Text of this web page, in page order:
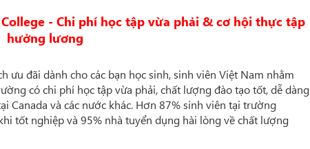
- Chi phí học tập vừa phải & cơ hội thực tập
hưởng lương
ưu đãi dành cho các bạn học sinh, sinh viên Việt Nam nhằm
có chi phí học tập vừa phải, chất lượng đào tạo tốt, dễ dàng
Canada và các nước khác. Hơn 87% sinh viên tại trường
tốt nghiệp và 95% nhà tuyển dụng hài lòng về chất lượng